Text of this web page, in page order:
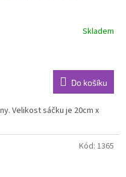
Skladem
Do košíku
Velikost sáčku je 20cm x
Kód: 1365